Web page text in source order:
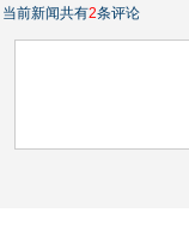
当前新闻共有2条评论